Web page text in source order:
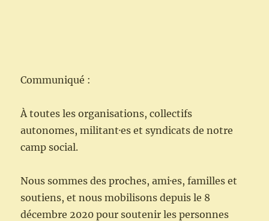
Communiqué :
À toutes les organisations, collectifs
autonomes, militant·es et syndicats de notre
camp social.
Nous sommes des proches, ami·es, familles et
soutiens, et nous mobilisons depuis le 8
décembre 2020 pour soutenir les personnes